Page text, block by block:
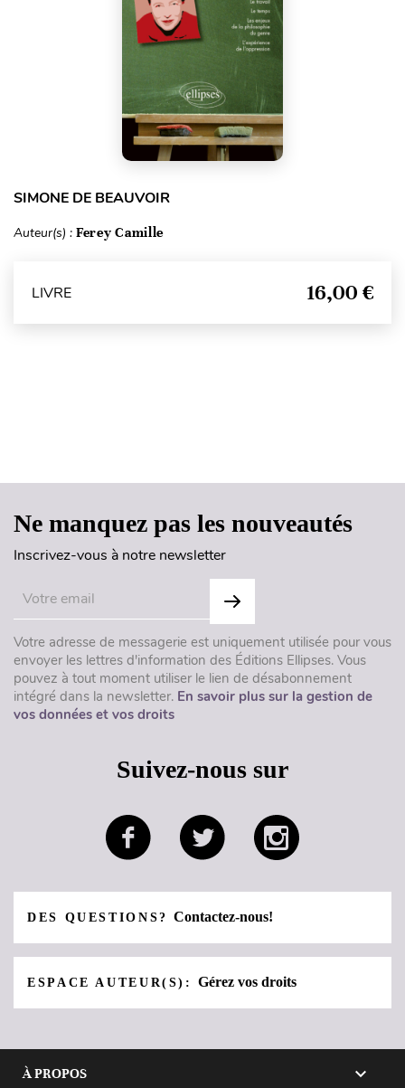
SIMONE DE BEAUVOIR
Auteur(s) : Ferey Camille
LIVRE 16,00 €
Ne manquez pas les nouveautés
Inscrivez-vous à notre newsletter
Votre adresse de messagerie est uniquement utilisée pour vous
envoyer les lettres d'information des Éditions Ellipses. Vous
pouvez à tout moment utiliser le lien de désabonnement
intégré dans la newsletter. En savoir plus sur la gestion de
vos données et vos droits
Suivez-nous sur
DES QUESTIONS?Contactez-nous!
ESPACE AUTEUR(S):Gérez vos droits
À PROPOS 